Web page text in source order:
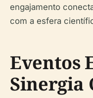
engajamento
com a esfera
Eventos
Sinergia